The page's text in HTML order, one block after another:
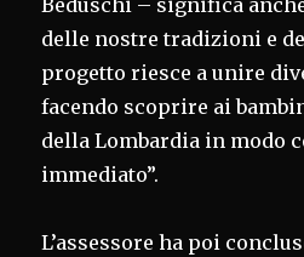
Beduschi – significa
delle nostre tradizioni e
progetto riesce a unire
facendo scoprire ai
della Lombardia in modo
immediato”.
L’assessore ha poi